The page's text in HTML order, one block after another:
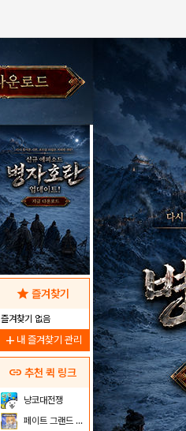
star 즐겨찾기
즐겨찾기 없음
add 내 즐겨찾기 관리
link 추천 퀵 링크
냥코대전쟁
페이트 그랜드 오더